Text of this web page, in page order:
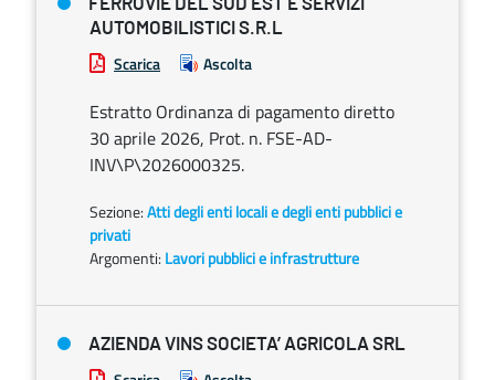
FERROVIE DEL SUD EST E SERVIZI
AUTOMOBILISTICI S.R.L
Scarica Ascolta
Estratto Ordinanza di pagamento diretto
30 aprile 2026, Prot. n. FSE-AD-
INV\P\2026000325.
Sezione:Atti degli enti locali e degli enti pubblici e
privati
Argomenti: Lavori pubblici e infrastrutture
AZIENDA VINS SOCIETA’ AGRICOLA SRL